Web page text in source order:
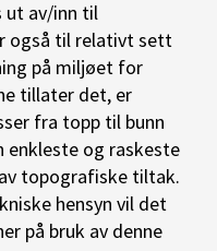
ut av/inn til
også til relativt sett
på miljøet for
tillater det, er
fra topp til bunn
enkleste og raskeste
topografiske tiltak.
hensyn vil det
på bruk av denne